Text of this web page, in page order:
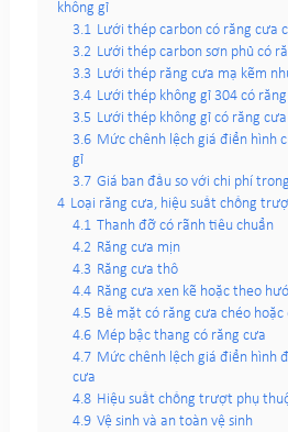
không gỉ
3.1 Lưới thép carbon có răng cưa
3.2 Lưới thép carbon sơn phủ có
3.3 Lưới thép răng cưa mạ kẽm
3.4 Lưới thép không gỉ 304 có
3.5 Lưới thép không gỉ có răng
3.6 Mức chênh lệch giá điển hình
gỉ
3.7 Giá ban đầu so với chi phí
4 Loại răng cưa, hiệu suất chống
4.1 Thanh đỡ có rãnh tiêu chuẩn
4.2 Răng cưa mịn
4.3 Răng cưa thô
4.4 Răng cưa xen kẽ hoặc theo
4.5 Bề mặt có răng cưa chéo
4.6 Mép bậc thang có răng cưa
4.7 Mức chênh lệch giá điển hình
cưa
4.8 Hiệu suất chống trượt phụ
4.9 Vệ sinh và an toàn vệ sinh